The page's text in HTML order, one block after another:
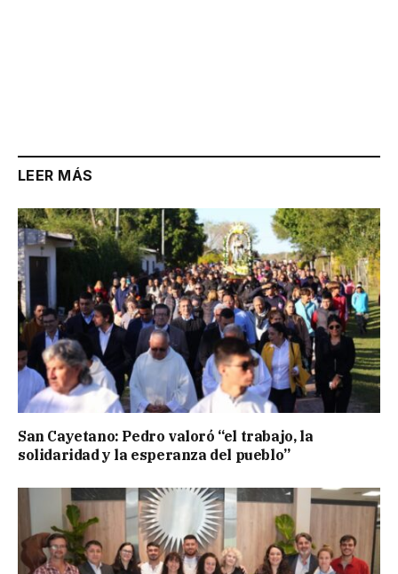
LEER MÁS
San Cayetano: Pedro valoró “el trabajo, la
solidaridad y la esperanza del pueblo”